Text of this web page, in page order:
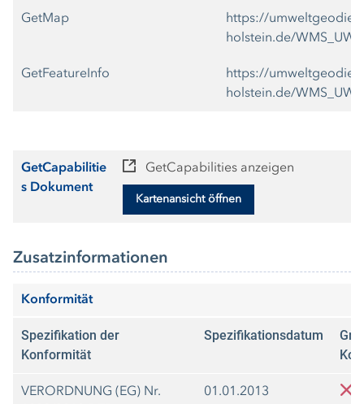
GetMap
https://
holstein.de/
GetFeatureInfo
https://
holstein.de/
GetCapabilitie
s Dokument
GetCapabilities anzeigen
Kartenansicht öffnen
Zusatzinformationen
Konformität
Spezifikation der
Konformität
Spezifikationsdatum
VERORDNUNG (EG) Nr.
01.01.2013